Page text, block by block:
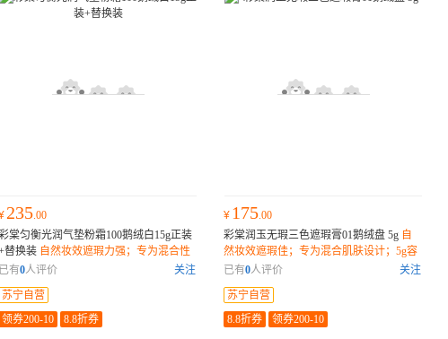
235.00
棠匀衡光润气垫粉霜100鹅绒白15g正装
替换装 自然妆效遮瑕力强；专为混合性
肤质设计；15g容量持久使用；
已有0人评价
关注
苏宁自营
领券200-10
8.8折券
¥ 175.00
彩棠润玉无瑕三色遮瑕膏01鹅绒盘 5g 自
然妆效遮瑕佳；专为混合肌肤设计；5g容
量持久使用；
已有0人评价
关注
苏宁自营
8.8折券
领券200-10